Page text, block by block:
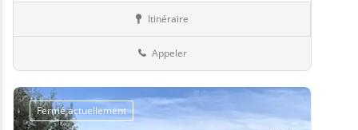
Itinéraire
Appeler
Fermé actuellement